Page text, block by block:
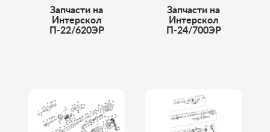
Запчасти на
Интерскол
П-22/620ЭР
Запчасти на
Интерскол
П-24/700ЭР